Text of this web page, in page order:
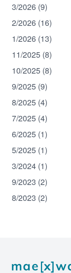
3/2026 (9)
2/2026 (16)
1/2026 (13)
11/2025 (8)
10/2025 (8)
9/2025 (9)
8/2025 (4)
7/2025 (4)
6/2025 (1)
5/2025 (1)
3/2024 (1)
9/2023 (2)
8/2023 (2)
Footer